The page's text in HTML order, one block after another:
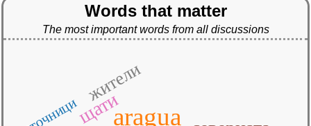
Words that matter
The most important words from all discussions
aragua
щати
жители